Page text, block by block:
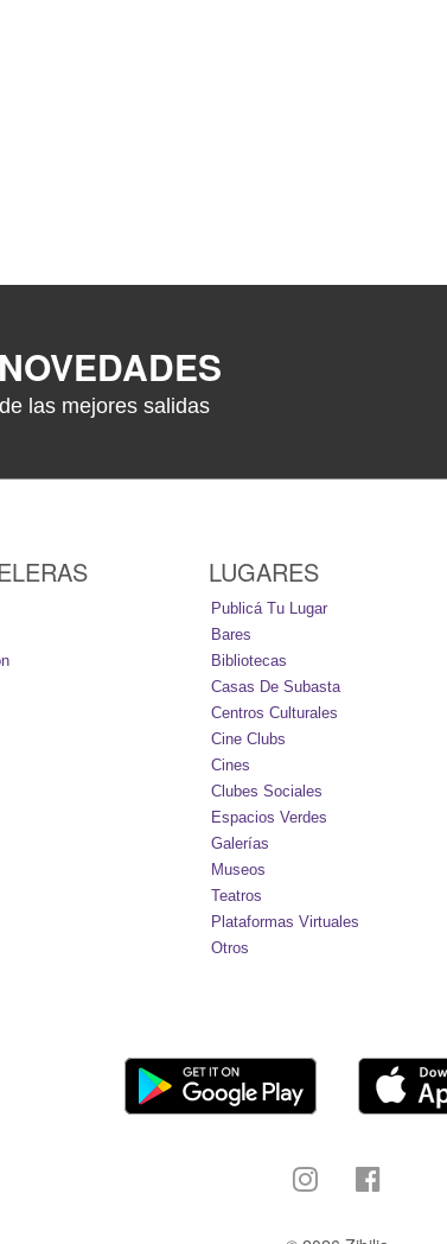
las mejores salidas
LUGARES
Publicá Tu Lugar
Bares
Bibliotecas
Casas De Subasta
Centros Culturales
Cine Clubs
Cines
Clubes Sociales
Espacios Verdes
Galerías
Museos
Teatros
Plataformas Virtuales
Otros